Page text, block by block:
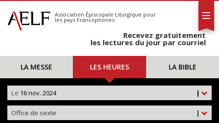
S'abonner
Calendrier
Association Épiscopale Liturgique pour
les pays Francophones
Recevez gratuitement
les lectures du jour par courriel
LA MESSE LES HEURES LA BIBLE
|
Le 16 nov. 2024
|
Office de sexte